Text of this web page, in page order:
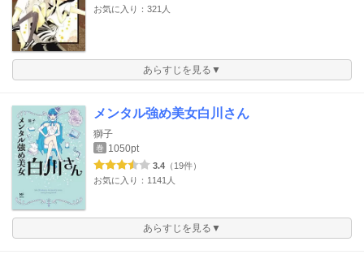
お気に入り：321人
あらすじを見る▼
メンタル強め美女白川さん
獅子
巻 1050pt
3.4 （19件）
お気に入り：1141人
あらすじを見る▼